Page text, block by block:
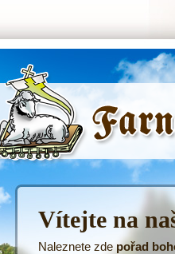
Tatenice -
Vítejte na
Naleznete zdepořad